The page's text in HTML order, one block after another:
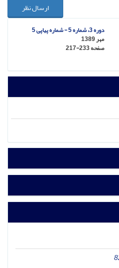
ارسال نظر
دوره 3، شماره 5 - شماره پیاپی 5
مهر 1389
صفحه217-233